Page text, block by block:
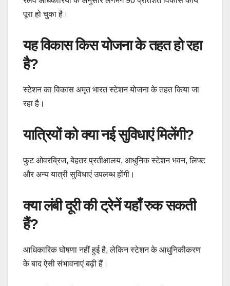
पूरा हो चुका है।
यह विकास किस योजना के तहत हो रहा
है?
स्टेशन का विकास अमृत भारत स्टेशन योजना के तहत किया जा
रहा है।
यात्रियों को क्या नई सुविधाएं मिलेंगी?
फुट ओवरब्रिज, बेहतर प्रतीक्षालय, आधुनिक स्टेशन भवन, लिफ्ट
और अन्य यात्री सुविधाएं उपलब्ध होंगी।
क्या लंबी दूरी की ट्रेनें यहाँ रुक सकती
हैं?
आधिकारिक घोषणा नहीं हुई है, लेकिन स्टेशन के आधुनिकीकरण
के बाद ऐसी संभावनाएं बढ़ी हैं।